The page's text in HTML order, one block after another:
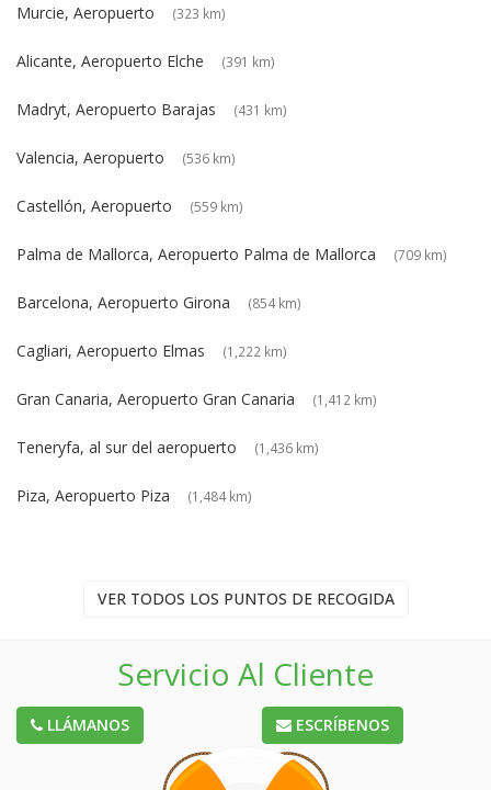
Murcie, Aeropuerto (323 km)
Alicante, Aeropuerto Elche (391 km)
Madryt, Aeropuerto Barajas (431 km)
Valencia, Aeropuerto (536 km)
Castellón, Aeropuerto (559 km)
Palma de Mallorca, Aeropuerto Palma de Mallorca (709 km)
Barcelona, Aeropuerto Girona (854 km)
Cagliari, Aeropuerto Elmas (1,222 km)
Gran Canaria, Aeropuerto Gran Canaria (1,412 km)
Teneryfa, al sur del aeropuerto (1,436 km)
Piza, Aeropuerto Piza (1,484 km)
VER TODOS LOS PUNTOS DE RECOGIDA
Servicio Al Cliente
LLÁMANOS ESCRÍBENOS